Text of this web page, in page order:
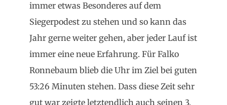
immer etwas Besonderes auf dem
Siegerpodest zu stehen und so kann das
Jahr gerne weiter gehen, aber jeder Lauf ist
immer eine neue Erfahrung. Für Falko
Ronnebaum blieb die Uhr im Ziel bei guten
53:26 Minuten stehen. Dass diese Zeit sehr
gut war zeigte letztendlich auch seinen 3.